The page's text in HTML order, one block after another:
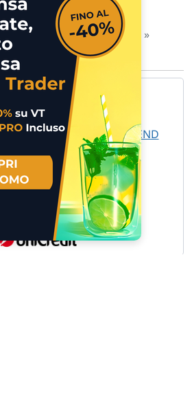
08/2026
articoli della settimana »
BANCA MED 9.848 B 9.… »